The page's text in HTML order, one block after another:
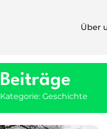
Über
Beiträge
Kategorie: Geschichte